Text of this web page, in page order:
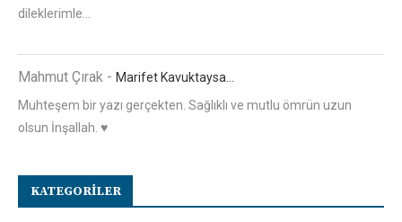
dileklerimle...
Mahmut Çırak - Marifet Kavuktaysa…
Muhteşem bir yazı gerçekten. Sağlıklı ve mutlu ömrün uzun
olsun İnşallah. ♥️
KATEGORILER